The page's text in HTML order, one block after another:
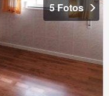
5 Fotos